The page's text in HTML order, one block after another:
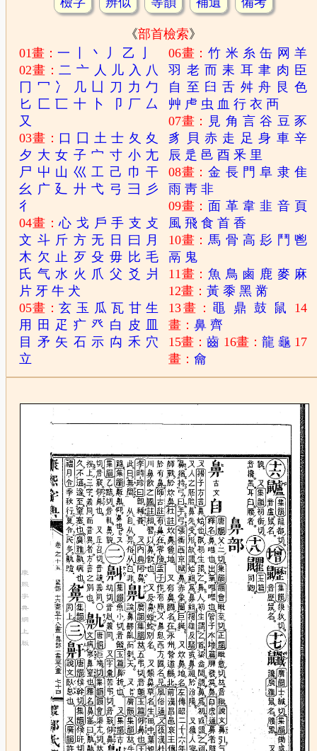
《部首檢索》
01畫：一 丶 丿 乙
02畫：二 亠 人 儿 入 八
冂 冖 冫 几 凵 刀 力 勹
匕 匚 匸 十 卜 卩 厂 厶
又
03畫： 口 囗 土 士 夂 夊
夕 大 女 子 宀 寸 小 尢
尸 屮 山 巛 工 己 巾 干
幺 广 廴 廾 弋 弓 彐
彡
彳
04畫：心 戈 戶 手 支 攴
文 斗 斤 方 无 日 曰 月
木 欠 止 歹 殳 毋 比 毛
氏 气 水 火 爪 父 爻 爿
片 牙 牛 犬
05畫：玄 玉 瓜 瓦 甘 生
用
田 疋 疒 癶 白 皮
目
矛 矢 石 示 禸 禾 穴
立
06畫：竹 米 糸 缶 网 羊
羽 老 而 耒 耳 聿 肉 臣
自 至 臼 舌 舛 舟 艮 色
艸 虍 虫 血 行 衣 襾
07畫： 見 角 言 谷 豆 豕
豸
貝 赤 走 足 身 車 辛
辰 辵 邑 酉 釆 里
08畫：金 長 門 阜 隶 隹
雨 靑 非
09畫： 面 革 韋 韭 音 頁
風 飛 食 首 香
10畫：馬 骨 高 髟 鬥 鬯
鬲 鬼
11畫：魚 鳥 鹵 鹿 麥 麻
12畫：黃 黍 黑 黹
13畫： 黽 鼎 鼓 鼠
14
畫：鼻 齊
15畫：齒 16畫： 龍 龜 17
畫：龠